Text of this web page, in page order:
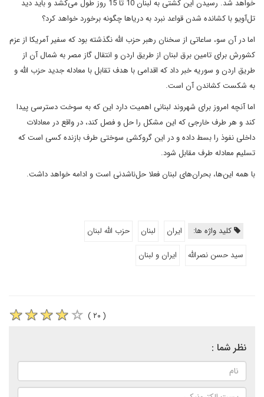
خواهد شد. رسیدن این کشتی به لبنان 10 تا 15 روز طول می‌کشد و باید دید
تل‌آویو با کشانده شدن قواعد نبرد به دریاها چگونه برخورد خواهد کرد؟
اما در آن سو، ساعاتی از سخنان رهبر حزب الله نگذشته بود که سفیر آمریکا از عزم
کشورش برای تامین برق لبنان از طریق اردن و انتقال گاز مصر به شمال آن از
طریق اردن و سوریه خبر داد که اقدامی با هدف تقابل با معادله جدید حزب الله و
به شکست کشاندن آن است.
اما آنچه امروز برای شهروند لبنانی اهمیت دارد این که به سوخت دسترسی پیدا
کند و هر طرف خارجی که این مشکل را حل و فصل کند، در واقع در معادلات
داخلی نفوذ را بسط داده و در این گروکشی سوختی طرف بازنده کسی است که
تسلیم معادله طرف مقابل شود.
با همه این‌ها، بحران‌های لبنان فعلا حل‌ناشدنی است و ادامه خواهد داشت.
کلید واژه ها: ایران لبنان
حزب الله لبنان
سید حسن نصرالله
ایران و لبنان
( ۲۰ )
نظر شما :